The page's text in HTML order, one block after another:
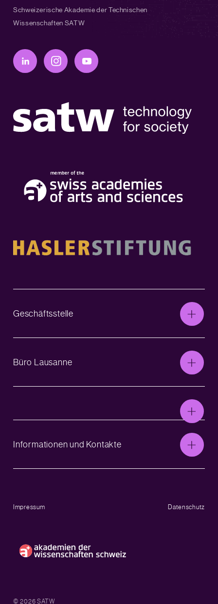
Schweizerische Akademie der Technischen
Wissenschaften SATW
Geschäftsstelle
Büro Lausanne
Informationen und Kontakte
Impressum Datenschutz
© 2026 SATW